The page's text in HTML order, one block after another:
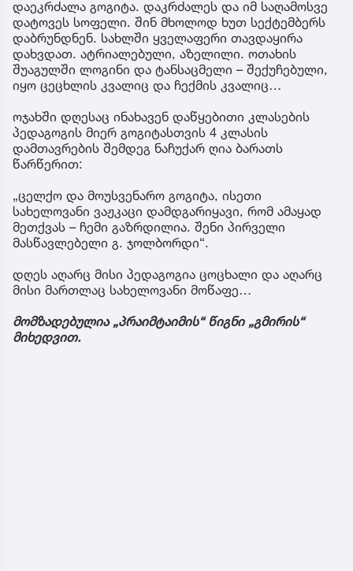
დაეკრძალა გოგიტა. დაკრძალეს და იმ საღამოსვე
დატოვეს სოფელი. შინ მხოლოდ ხუთ სექტემბერს
დაბრუნდნენ. სახლში ყველაფერი თავდაყირა
დახვდათ. ატრიალებული, აზელილი. ოთახის
შუაგულში ლოგინი და ტანსაცმელი – შექუჩებული,
იყო ცეცხლის კვალიც და ჩექმის კვალიც…
ოჯახში დღესაც ინახავენ დაწყებითი კლასების
პედაგოგის მიერ გოგიტასთვის 4 კლასის
დამთავრების შემდეგ ნაჩუქარ ღია ბარათს
წარწერით:
„ცელქო და მოუსვენარო გოგიტა, ისეთი
სახელოვანი ვაჟკაცი დამდგარიყავი, რომ ამაყად
მეთქვას – ჩემი გაზრდილია. შენი პირველი
მასწავლებელი გ. ჯოლბორდი“.
დღეს აღარც მისი პედაგოგია ცოცხალი და აღარც
მისი მართლაც სახელოვანი მოწაფე…
მომზადებულია „პრაიმტაიმის“ წიგნი „გმირის“
მიხედვით.